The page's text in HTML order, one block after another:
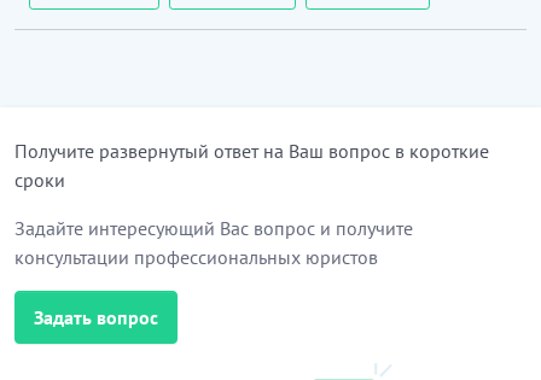
Получите развернутый ответ на Ваш вопрос в короткие
сроки
Задайте интересующий Вас вопрос и получите
консультации профессиональных юристов
Задать вопрос